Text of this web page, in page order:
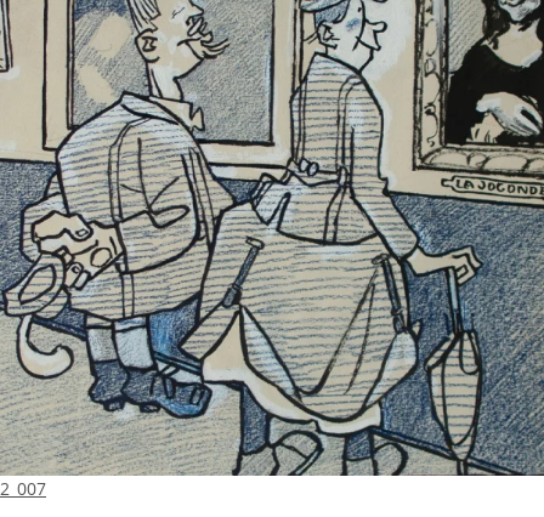
2_007